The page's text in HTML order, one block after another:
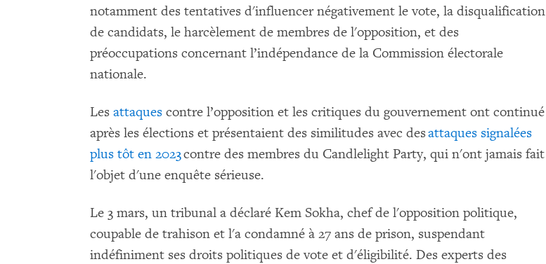
notamment des tentatives d'influencer négativement le vote, la disqualification
de candidats, le harcèlement de membres de l'opposition, et des
préoccupations concernant l’indépendance de la Commission électorale
nationale.
Les attaques contre l’opposition et les critiques du gouvernement ont continué
après les élections et présentaient des similitudes avec desattaques signalées
plus tôt en 2023contre des membres du Candlelight Party, qui n'ont jamais fait
l'objet d'une enquête sérieuse.
Le 3 mars, un tribunal a déclaré Kem Sokha, chef de l'opposition politique,
coupable de trahison et l'a condamné à 27 ans de prison, suspendant
indéfiniment ses droits politiques de vote et d'éligibilité. Des experts des